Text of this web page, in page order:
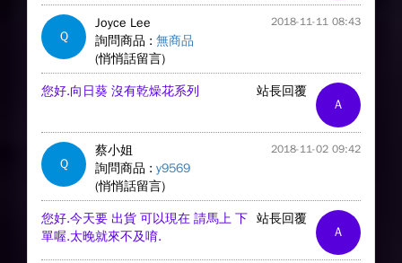
Q
Joyce Lee 2018-11-11 08:43
詢問商品 : 無商品
(悄悄話留言)
A
站長回覆
您好.向日葵 沒有乾燥花系列
Q
蔡小姐 2018-11-02 09:42
詢問商品 : y9569
(悄悄話留言)
A
站長回覆
您好.今天要 出貨 可以現在 請馬上 下
單喔.太晚就來不及唷.